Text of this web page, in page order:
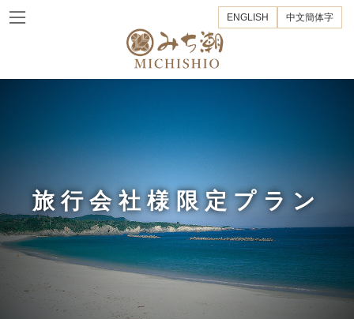
ン
へ
ビ
ョ
ENGLISH 中文簡体字
旅行会社様限定プラン